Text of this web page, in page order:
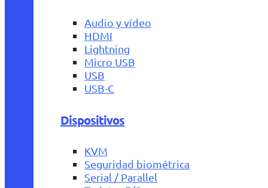
Audio y vídeo
HDMI
Lightning
Micro USB
USB
USB-C
Dispositivos
KVM
Seguridad biométrica
Serial / Parallel